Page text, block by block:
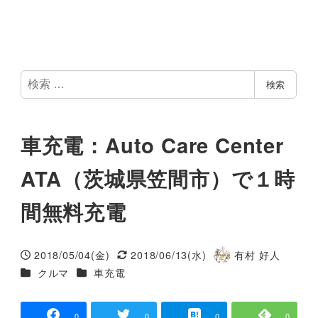
検
索
検索
車充電：Auto Care Center
ATA（茨城県笠間市）で１時
間無料充電
投稿日
2018/05/04(金)
更新日
2018/06/13(水)
著
有村 好人
カテゴリー
クルマ カテゴリー
車充電